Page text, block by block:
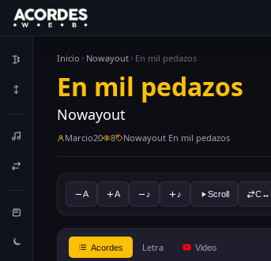
Inicio Nowayout En mil pedazos
En mil pedazos
Nowayout
Marcio20 8 Nowayout En mil pedazos
A A ♪ ♪ Scroll
Acordes Letra Video